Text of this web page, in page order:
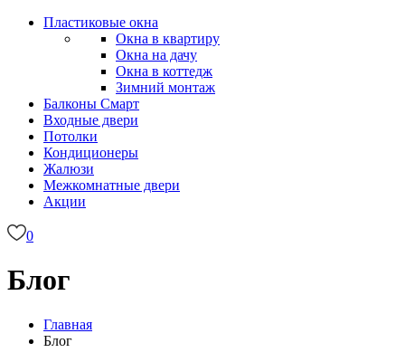
Пластиковые окна
Окна в квартиру
Окна на дачу
Окна в коттедж
Зимний монтаж
Балконы Смарт
Входные двери
Потолки
Кондиционеры
Жалюзи
Межкомнатные двери
Акции
0
Блог
Главная
Блог